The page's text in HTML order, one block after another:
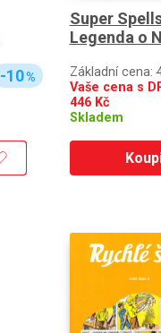
-10%
Super
Legenda o
Základní cena:
Vaše cena s
446Kč
Skladem